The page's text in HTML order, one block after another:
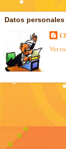
Datos personales
Ver